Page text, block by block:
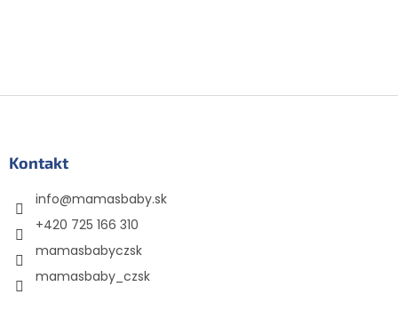
Kontakt
info@mamasbaby.sk
+420 725 166 310
mamasbabyczsk
mamasbaby_czsk